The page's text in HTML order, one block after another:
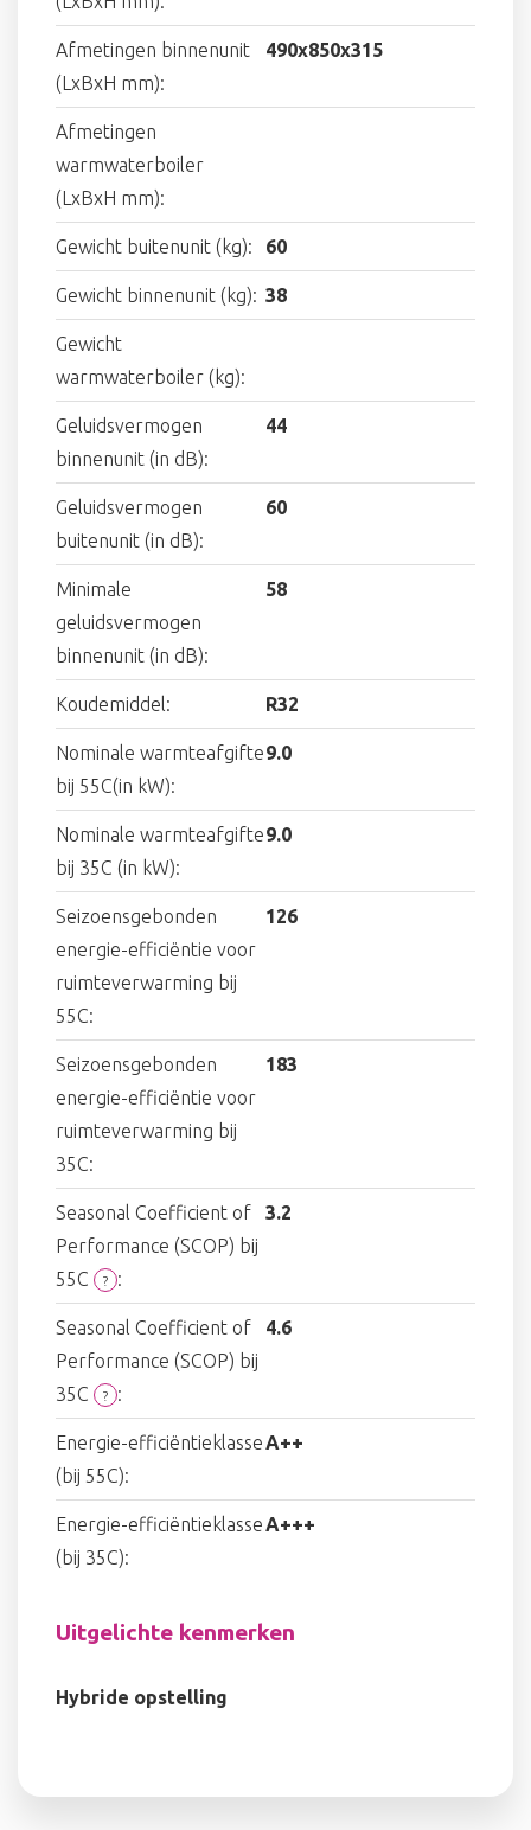
Afmetingen binnenunit
(LxBxH mm):
490x850x315
Afmetingen
warmwaterboiler
(LxBxH mm):
Gewicht buitenunit (kg): 60
Gewicht binnenunit (kg): 38
Gewicht
warmwaterboiler (kg):
Geluidsvermogen
binnenunit (in dB):
44
Geluidsvermogen
buitenunit (in dB):
60
Minimale
geluidsvermogen
binnenunit (in dB):
58
Koudemiddel: R32
Nominale warmteafgifte
bij 55C(in kW):
9.0
Nominale warmteafgifte
bij 35C (in kW):
9.0
Seizoensgebonden
energie-efficiëntie voor
ruimteverwarming bij
55C:
126
Seizoensgebonden
energie-efficiëntie voor
ruimteverwarming bij
35C:
183
Seasonal Coefficient of
Performance (SCOP) bij
55C
? :
3.2
Seasonal Coefficient of
Performance (SCOP) bij
35C
? :
4.6
Energie-efficiëntieklasse
(bij 55C):
A++
Energie-efficiëntieklasse
(bij 35C):
A+++
Uitgelichte kenmerken
Hybride opstelling